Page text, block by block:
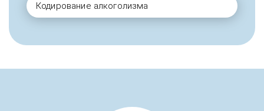
Кодирование алкоголизма